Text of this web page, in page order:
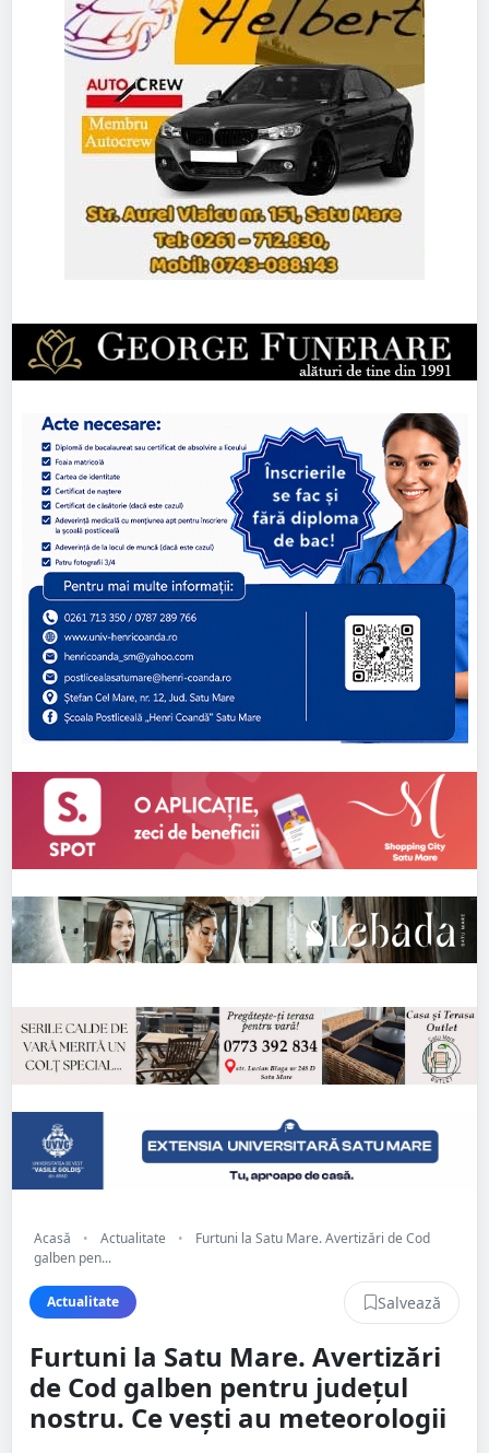
Acasă • Actualitate •
Furtuni la Satu Mare. Avertizări de Cod
galben pen...
Actualitate Salvează
Furtuni la Satu Mare. Avertizări
de Cod galben pentru județul
nostru. Ce vești au meteorologii